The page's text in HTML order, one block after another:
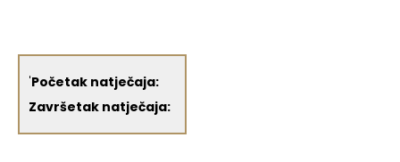
'Početak natječaja:
Završetak natječaja: